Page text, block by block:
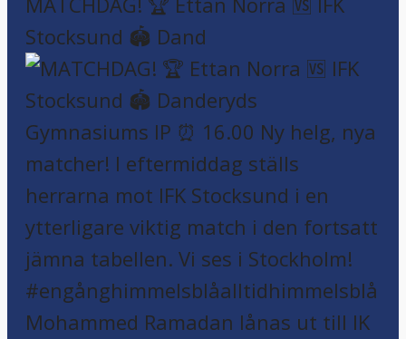
Stocksund 🏟️ Dand
Mohammed Ramadan lånas ut till IK